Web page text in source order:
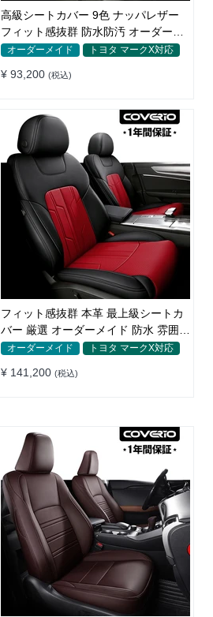
高級シートカバー 9色 ナッパレザー
フィット感抜群 防水防汚 オーダーメ
イド 全席セット
オーダーメイド トヨタ マークX対応
¥ 93,200 (税込)
フィット感抜群 本革 最上級シートカ
バー 厳選 オーダーメイド 防水 雰囲気
全席セット
オーダーメイド トヨタ マークX対応
¥ 141,200 (税込)